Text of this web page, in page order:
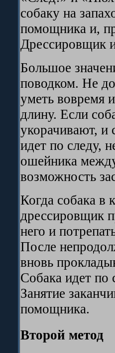
собаку на
помощника и,
Дрессировщик
Большое
поводком. Не
уметь вовремя
длину. Если
укорачивают, и
идет по следу,
ошейника
возможность
Когда собака в
дрессировщик
него и
После
вновь
Собака идет по
Занятие
помощника.
Второй метод